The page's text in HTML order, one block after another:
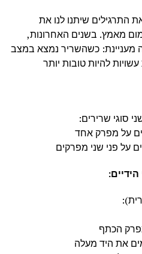
התרגילים שיתנו לנו את
מאמץ. בשנים האחרונות,
מעניינת: כשהשריר נמצא במצב
להיות טובות יותר
סוגי שרירים:
הכתף
את היד מעלה